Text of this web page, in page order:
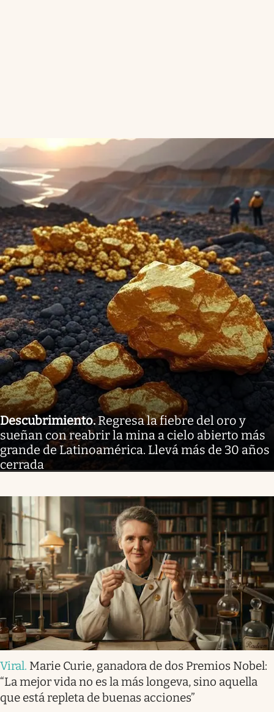
Descubrimiento.Regresa la fiebre del oro y
sueñan con reabrir la mina a cielo abierto más
grande de Latinoamérica. Llevá más de 30 años
cerrada
Viral. Marie Curie, ganadora de dos Premios Nobel:
“La mejor vida no es la más longeva, sino aquella
que está repleta de buenas acciones”